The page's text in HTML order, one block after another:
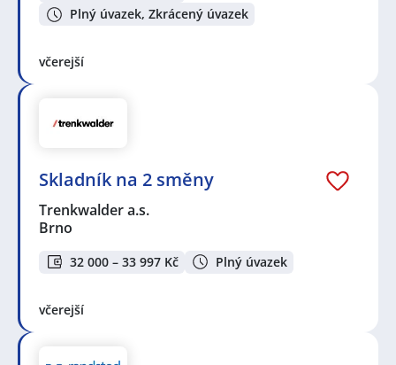
Plný úvazek, Zkrácený úvazek
včerejší
Skladník na 2 směny
Trenkwalder a.s.
Brno
32 000 – 33 997 Kč Plný úvazek
včerejší